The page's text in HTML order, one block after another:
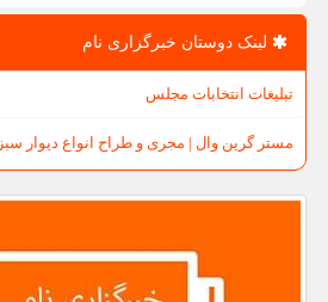
لینک دوستان خبرگزاری نام
تبلیغات انتخابات مجلس
مستر گرین وال | مجری و طراح انواع دیوار سبز